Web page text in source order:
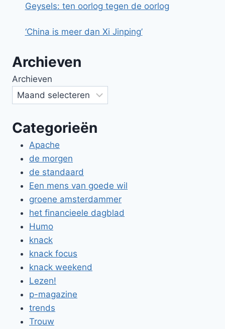
Geysels: ten oorlog tegen de oorlog
‘China is meer dan Xi Jinping’
Archieven
Archieven
Categorieën
Apache
de morgen
de standaard
Een mens van goede wil
groene amsterdammer
het financieele dagblad
Humo
knack
knack focus
knack weekend
Lezen!
p-magazine
trends
Trouw